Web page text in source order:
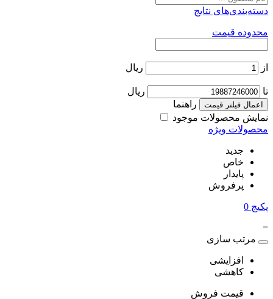
دسته‌بندی‌های نتایج
محدوده قیمت
از ریال
تا ریال
اعمال فیلتر قیمت
راهنما
نمایش محصولات موجود
محصولات ویژه
جدید
خاص
پایدار
پرفروش
پکیج 0
=
مرتب سازی
افزایشی
کاهشی
قیمت فروش